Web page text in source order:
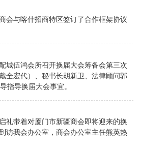
会与喀什招商特区签订了合作框架协议
城伍鸿会所召开换届大会筹备会第三次
全宏代）、秘书长胡新卫、法律顾问郭
指导换届大会事宜。
礼带着对厦门市新疆商会即将迎来的换
访我会办公室，商会办公室主任熊英热